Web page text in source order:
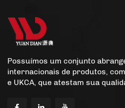
Possuímos um conjunto
internacionais de produtos,
e UKCA, que atestam sua